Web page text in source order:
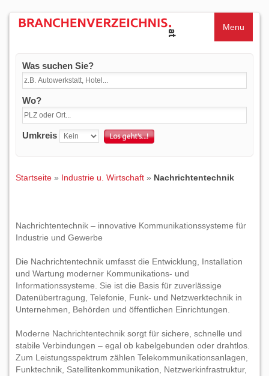
Menu
Was suchen Sie?
Wo?
Umkreis
Startseite » Industrie u. Wirtschaft » Nachrichtentechnik
Nachrichtentechnik – innovative Kommunikationssysteme für
Industrie und Gewerbe
Die Nachrichtentechnik umfasst die Entwicklung, Installation
und Wartung moderner Kommunikations- und
Informationssysteme. Sie ist die Basis für zuverlässige
Datenübertragung, Telefonie, Funk- und Netzwerktechnik in
Unternehmen, Behörden und öffentlichen Einrichtungen.
Moderne Nachrichtentechnik sorgt für sichere, schnelle und
stabile Verbindungen – egal ob kabelgebunden oder drahtlos.
Zum Leistungsspektrum zählen Telekommunikationsanlagen,
Funktechnik, Satellitenkommunikation, Netzwerkinfrastruktur,